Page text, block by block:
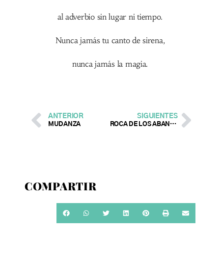
al adverbio sin lugar ni tiempo.
Nunca jamás tu canto de sirena,
nunca jamás la magia.
ANTERIOR
MUDANZA
SIGUIENTES
ROCA DE LOS ABANDONADOS
COMPARTIR